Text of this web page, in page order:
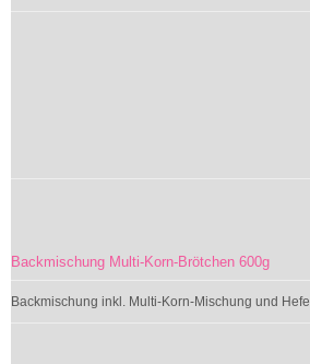
Backmischung Multi-Korn-Brötchen 600g
Backmischung inkl. Multi-Korn-Mischung und Hefe